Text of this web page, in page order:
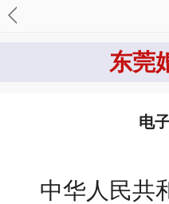
东莞
电
中华人民共